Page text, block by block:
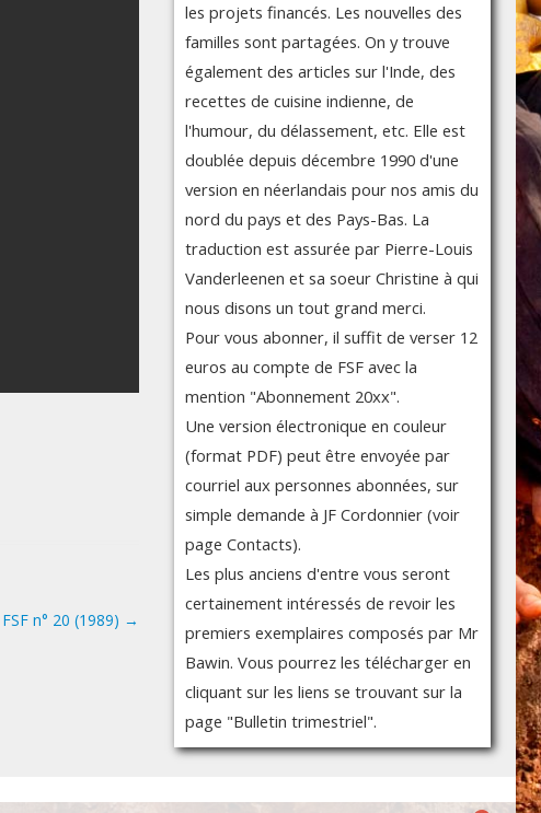
n° 20 (1989) →
les projets financés. Les nouvelles des
familles sont partagées. On y trouve
également des articles sur l'Inde, des
recettes de cuisine indienne, de
l'humour, du délassement, etc. Elle est
doublée depuis décembre 1990 d'une
version en néerlandais pour nos amis du
nord du pays et des Pays-Bas. La
traduction est assurée par Pierre-Louis
Vanderleenen et sa soeur Christine à qui
nous disons un tout grand merci.
Pour vous abonner, il suffit de verser 12
euros au compte de FSF avec la
mention "Abonnement 20xx".
Une version électronique en couleur
(format PDF) peut être envoyée par
courriel aux personnes abonnées, sur
simple demande à JF Cordonnier (voir
page Contacts).
Les plus anciens d'entre vous seront
certainement intéressés de revoir les
premiers exemplaires composés par Mr
Bawin. Vous pourrez les télécharger en
cliquant sur les liens se trouvant sur la
page "Bulletin trimestriel".